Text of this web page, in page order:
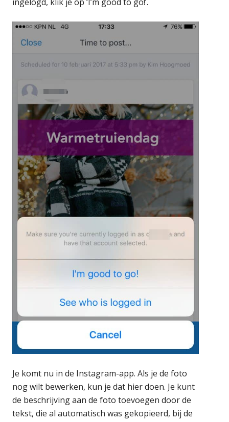
ingelogd, klik je op ‘I’m good to go!’.
Je komt nu in de Instagram-app. Als je de foto
nog wilt bewerken, kun je dat hier doen. Je kunt
de beschrijving aan de foto toevoegen door de
tekst, die al automatisch was gekopieerd, bij de